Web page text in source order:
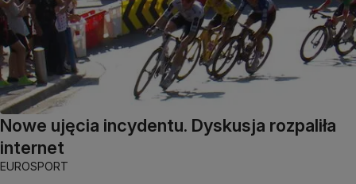
Nowe ujęcia incydentu. Dyskusja rozpaliła
internet
EUROSPORT